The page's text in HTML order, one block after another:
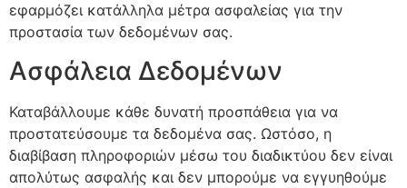
εφαρμόζει κατάλληλα μέτρα ασφαλείας για την
προστασία των δεδομένων σας.
Ασφάλεια Δεδομένων
Καταβάλλουμε κάθε δυνατή προσπάθεια για να
προστατεύσουμε τα δεδομένα σας. Ωστόσο, η
διαβίβαση πληροφοριών μέσω του διαδικτύου δεν είναι
απολύτως ασφαλής και δεν μπορούμε να εγγυηθούμε